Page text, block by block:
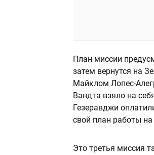
План миссии
затем вернутся на
Майклом Лопес-
Вандта взяло на
Гезеравджи
свой план работы
Это третья миссия